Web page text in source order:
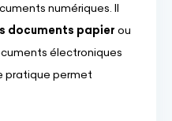
numériques. Il
documents papier ou
électroniques
pratique permet